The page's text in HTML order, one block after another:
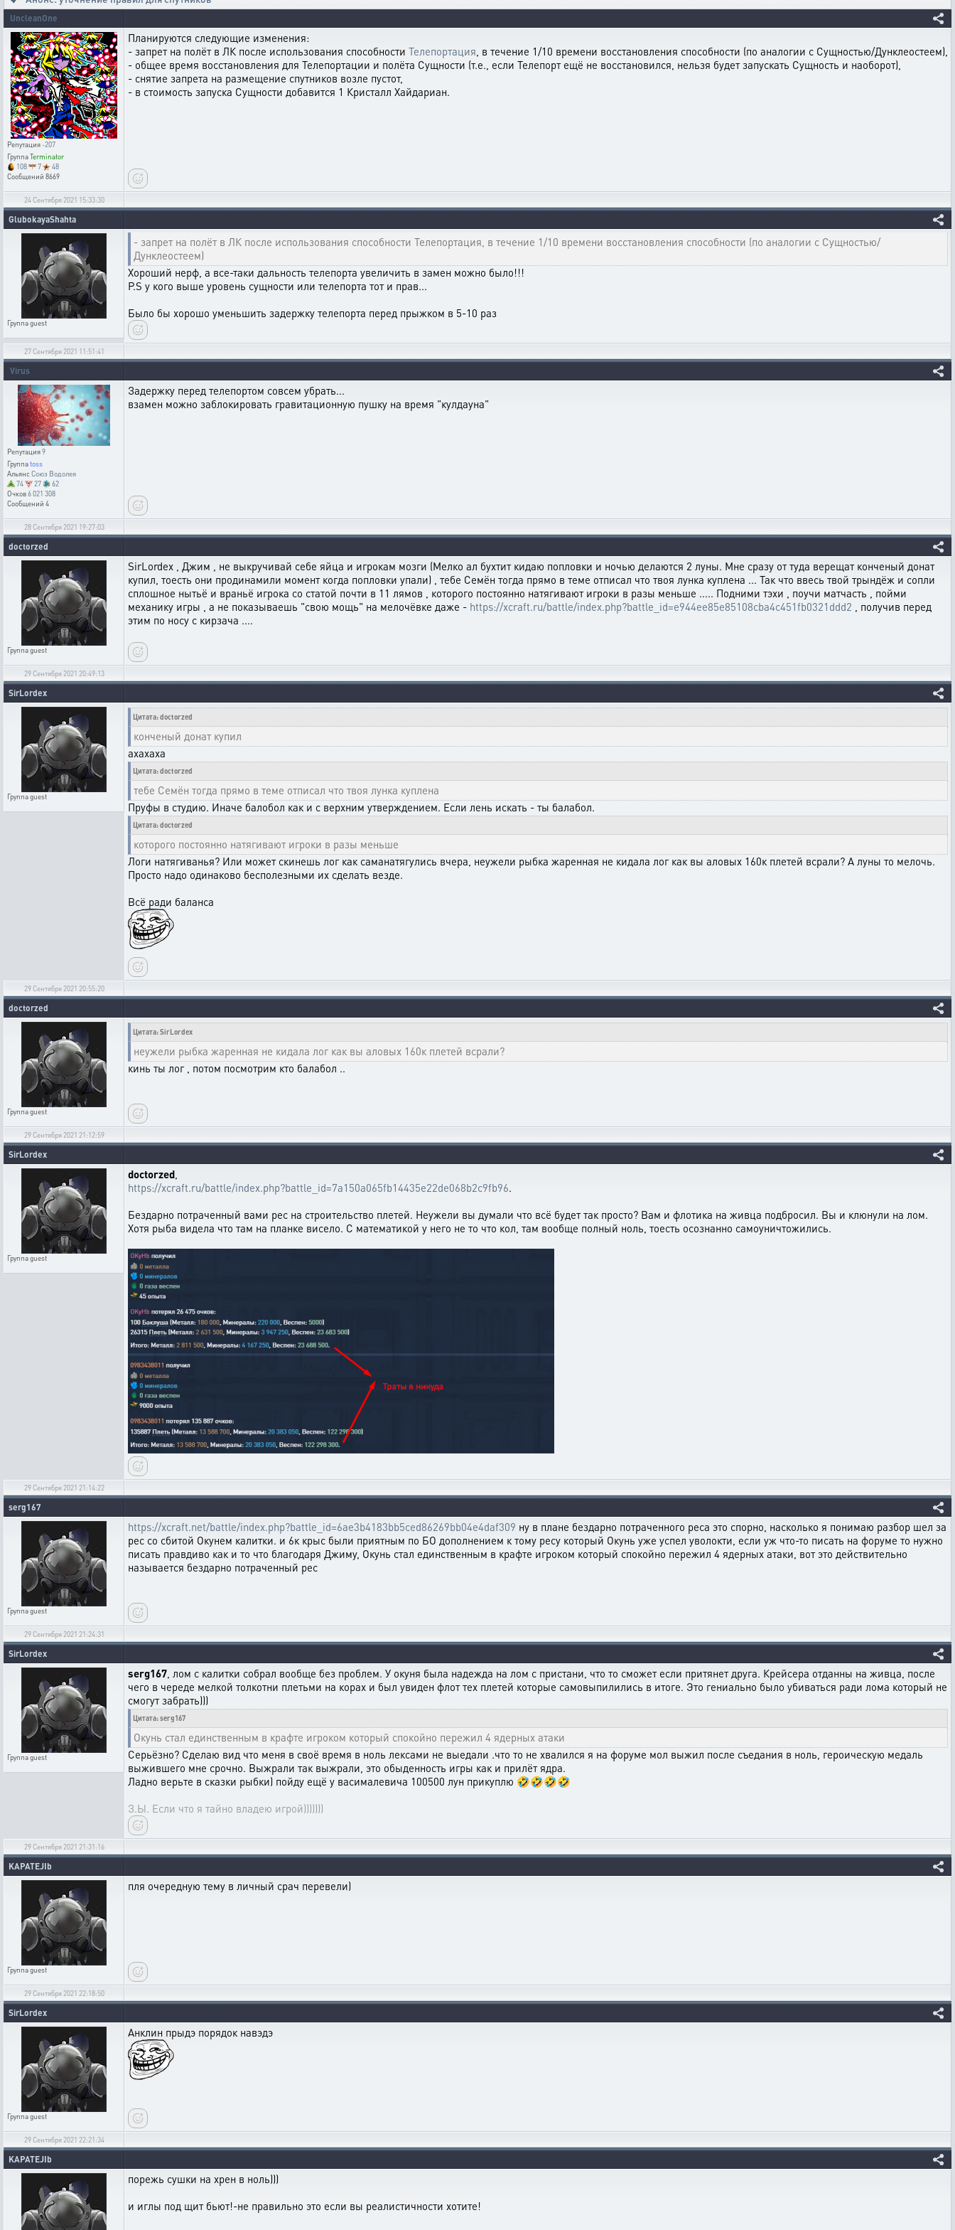
UncleanOne
Репутация-207
ГруппаTerminator
108
7
48
Сообщений 8669
Планируются следующие изменения:
- запрет на полёт в ЛК после использования способности Телепортация, в течение 1/10 времени восстановления способности (по аналогии с Сущностью/Дунклеостеем),
- общее время восстановления для Телепортации и полёта Сущности (т.е., если Телепорт ещё не восстановился, нельзя будет запускать Сущность и наоборот),
- снятие запрета на размещение спутников возле пустот,
- в стоимость запуска Сущности добавится 1 Кристалл Хайдариан.
24 Сентября 2021 15:33:30
GlubokayaShahta
Группаguest
- запрет на полёт в ЛК после использования способности Телепортация, в течение 1/10 времени восстановления способности (по аналогии с Сущностью/
Дунклеостеем)
Хороший нерф, а все-таки дальность телепорта увеличить в замен можно было!!!
P.S у кого выше уровень сущности или телепорта тот и прав...
Было бы хорошо уменьшить задержку телепорта перед прыжком в 5-10 раз
27 Сентября 2021 11:51:41
Virus
Репутация9
Группаtoss
АльянсСоюз Водолея
74
27
62
Очков6 021 308
Сообщений 4
Задержку перед телепортом совсем убрать...
взамен можно заблокировать гравитационную пушку на время "кулдауна"
28 Сентября 2021 19:27:03
doctorzed
Группаguest
SirLordex , Джим , не выкручивай себе яйца и игрокам мозги (Мелко ал бухтит кидаю попловки и ночью делаются 2 луны. Мне сразу от туда верещат конченый донат
купил, тоесть они продинамили момент когда попловки упали) , тебе Семён тогда прямо в теме отписал что твоя лунка куплена ... Так что ввесь твой трындёж и сопли
сплошное нытьё и враньё игрока со статой почти в 11 лямов , которого постоянно натягивают игроки в разы меньше ..... Подними тэхи , поучи матчасть , пойми
механику игры , а не показываешь "свою мощь" на мелочёвке даже - https://xcraft.ru/battle/index.php?battle_id=e944ee85e85108cba4c451fb0321ddd2 , получив перед
этим по носу с кирзача ....
29 Сентября 2021 20:49:13
SirLordex
Группаguest
Цитата: doctorzed
конченый донат купил
ахахаха
Цитата: doctorzed
тебе Семён тогда прямо в теме отписал что твоя лунка куплена
Пруфы в студию. Иначе балобол как и с верхним утверждением. Если лень искать - ты балабол.
Цитата: doctorzed
которого постоянно натягивают игроки в разы меньше
Логи натягиванья? Или может скинешь лог как саманатягулись вчера, неужели рыбка жаренная не кидала лог как вы аловых 160к плетей всрали? А луны то мелочь.
Просто надо одинаково бесполезными их сделать везде.
Всё ради баланса
29 Сентября 2021 20:55:20
doctorzed
Группаguest
Цитата: SirLordex
неужели рыбка жаренная не кидала лог как вы аловых 160к плетей всрали?
кинь ты лог , потом посмотрим кто балабол ..
29 Сентября 2021 21:12:59
SirLordex
Группаguest
doctorzed,
https://xcraft.ru/battle/index.php?battle_id=7a150a065fb14435e22de068b2c9fb96.
Бездарно потраченный вами рес на строительство плетей. Неужели вы думали что всё будет так просто? Вам и флотика на живца подбросил. Вы и клюнули на лом.
Хотя рыба видела что там на планке висело. С математикой у него не то что кол, там вообще полный ноль, тоесть осознанно самоуничтожились.
29 Сентября 2021 21:14:22
serg167
Группаguest
https://xcraft.net/battle/index.php?battle_id=6ae3b4183bb5ced86269bb04e4daf309 ну в плане бездарно потраченного реса это спорно, насколько я понимаю разбор шел за
рес со сбитой Окунем калитки. и 6к крыс были приятным по БО дополнением к тому ресу который Окунь уже успел уволокти, если уж что-то писать на форуме то нужно
писать правдиво как и то что благодаря Джиму, Окунь стал единственным в крафте игроком который спокойно пережил 4 ядерных атаки, вот это действительно
называется бездарно потраченный рес
29 Сентября 2021 21:24:31
SirLordex
Группаguest
serg167, лом с калитки собрал вообще без проблем. У окуня была надежда на лом с пристани, что то сможет если притянет друга. Крейсера отданны на живца, после
чего в череде мелкой толкотни плетьми на корах и был увиден флот тех плетей которые самовыпилились в итоге. Это гениально было убиваться ради лома который не
смогут забрать)))
Цитата: serg167
Окунь стал единственным в крафте игроком который спокойно пережил 4 ядерных атаки
Серьёзно? Сделаю вид что меня в своё время в ноль лексами не выедали .что то не хвалился я на форуме мол выжил после съедания в ноль, героическую медаль
выжившего мне срочно. Выжрали так выжрали, это обыденность игры как и прилёт ядра.
Ладно верьте в сказки рыбки) пойду ещё у васималевича 100500 лун прикуплю 🤣🤣🤣🤣
З.Ы. Если что я тайно владею игрой)))))))
29 Сентября 2021 21:31:16
KAPATEJIb
Группаguest
пля очередную тему в личный срач перевели)
29 Сентября 2021 22:18:50
SirLordex
Группаguest
Анклин прыдэ порядок навэдэ
29 Сентября 2021 22:21:34
KAPATEJIb
порежь сушки на хрен в ноль)))
и иглы под щит бьют!-не правильно это если вы реалистичности хотите!